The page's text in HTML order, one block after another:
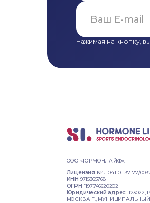
Нажимая на кнопку,
ООО «ГОРМОНЛАЙФ».
Лицензия №Л041-01137-77/
ИНН 9715365768
ОГРН 1197746620202
Юридический адрес: 123022,
МОСКВА Г.,